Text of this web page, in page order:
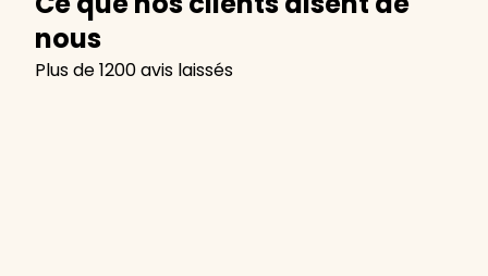
nous
Plus de 1200 avis laissés